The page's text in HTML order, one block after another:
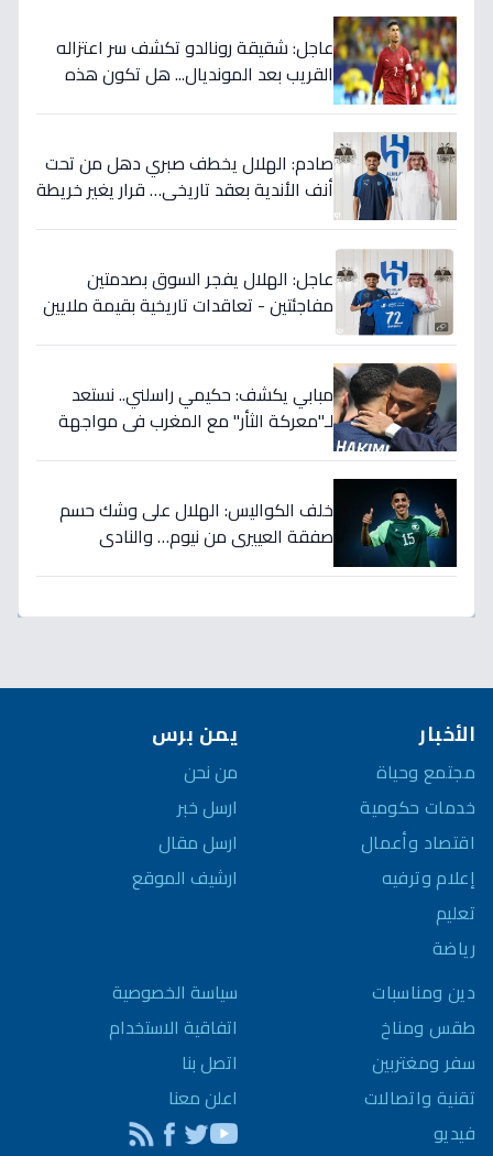
عاجل: شقيقة رونالدو تكشف سر اعتزاله
القريب بعد المونديال... هل تكون هذه
صادم: الهلال يخطف صبري دهل من تحت
أنف الأندية بعقد تاريخي… قرار يغير خريطة
عاجل: الهلال يفجر السوق بصدمتين
مفاجئتين - تعاقدات تاريخية بقيمة ملايين
مبابي يكشف: حكيمي راسلني.. نستعد
لـ"معركة الثأر" مع المغرب في مواجهة
خلف الكواليس: الهلال على وشك حسم
صفقة العييري من نيوم… والنادي
الأخبار
مجتمع وحياة
خدمات حكومية
اقتصاد وأعمال
إعلام وترفيه
تعليم
رياضة
دين ومناسبات
طقس ومناخ
سفر ومغتربين
تقنية واتصالات
فيديو
يمن برس
من نحن
ارسل خبر
ارسل مقال
ارشيف الموقع
سياسة الخصوصية
اتفاقية الاستخدام
اتصل بنا
اعلن معنا